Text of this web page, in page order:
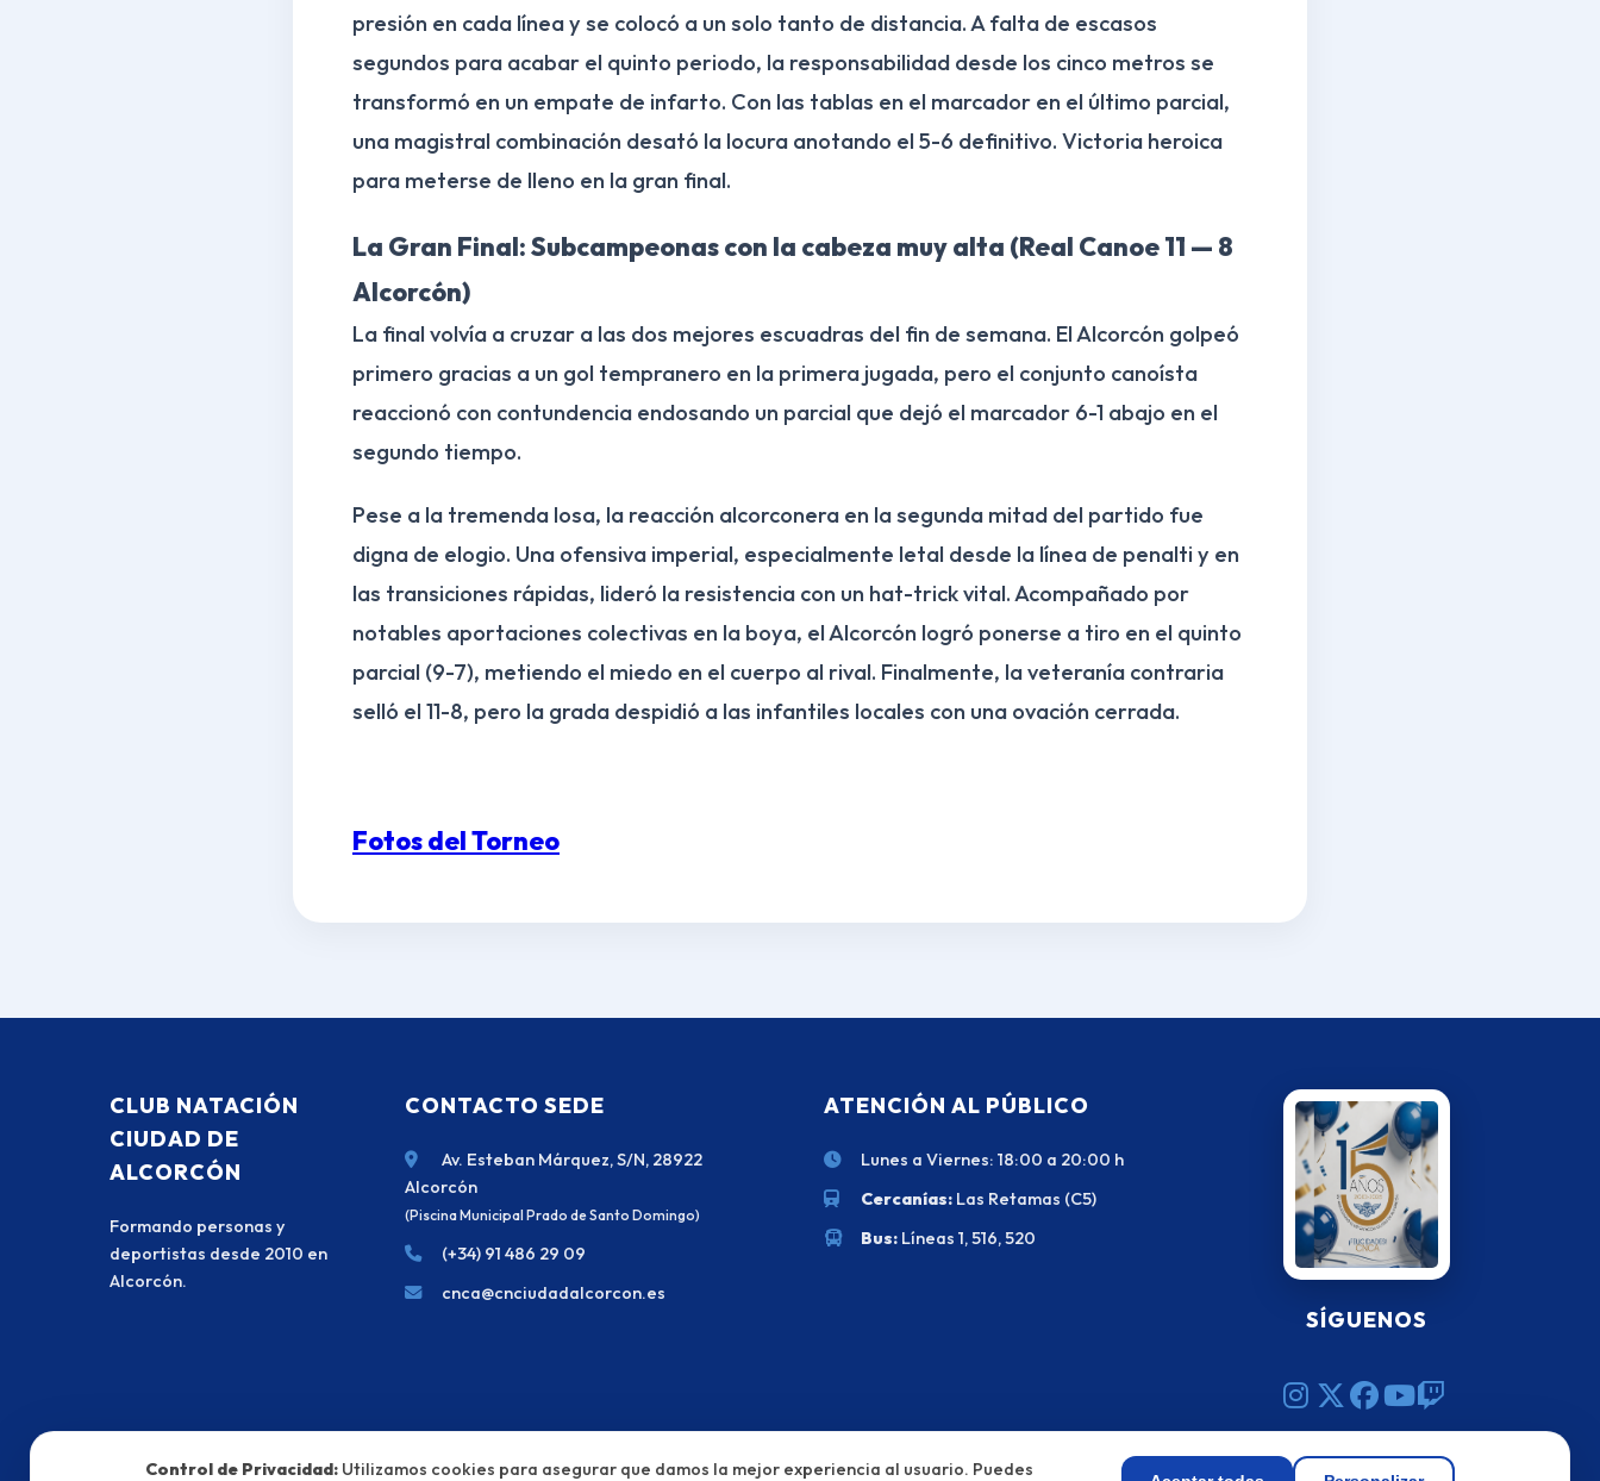
presión en cada línea y se colocó a un solo tanto de distancia. A falta de escasos
segundos para acabar el quinto periodo, la responsabilidad desde los cinco metros se
transformó en un empate de infarto. Con las tablas en el marcador en el último parcial,
una magistral combinación desató la locura anotando el 5-6 definitivo. Victoria heroica
para meterse de lleno en la gran final.
La Gran Final: Subcampeonas con la cabeza muy alta (Real Canoe 11 — 8
Alcorcón)
La final volvía a cruzar a las dos mejores escuadras del fin de semana. El Alcorcón golpeó
primero gracias a un gol tempranero en la primera jugada, pero el conjunto canoísta
reaccionó con contundencia endosando un parcial que dejó el marcador 6-1 abajo en el
segundo tiempo.
Pese a la tremenda losa, la reacción alcorconera en la segunda mitad del partido fue
digna de elogio. Una ofensiva imperial, especialmente letal desde la línea de penalti y en
las transiciones rápidas, lideró la resistencia con un hat-trick vital. Acompañado por
notables aportaciones colectivas en la boya, el Alcorcón logró ponerse a tiro en el quinto
parcial (9-7), metiendo el miedo en el cuerpo al rival. Finalmente, la veteranía contraria
selló el 11-8, pero la grada despidió a las infantiles locales con una ovación cerrada.
Fotos del Torneo
CLUB NATACIÓN
CIUDAD DE
ALCORCÓN
Formando personas y
deportistas desde 2010 en
Alcorcón.
CONTACTO SEDE
Av. Esteban Márquez, S/N, 28922
Alcorcón
(Piscina Municipal Prado de Santo Domingo)
(+34) 91 486 29 09
cnca@cnciudadalcorcon.es
ATENCIÓN AL PÚBLICO
Lunes a Viernes: 18:00 a 20:00 h
Cercanías: Las Retamas (C5)
Bus: Líneas 1, 516, 520
SÍGUENOS
Control de Privacidad: Utilizamos cookies para asegurar que damos la mejor experiencia al usuario. Puedes